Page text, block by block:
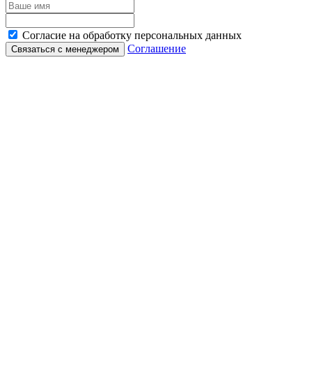
Согласие на обработку персональных данных
Соглашение